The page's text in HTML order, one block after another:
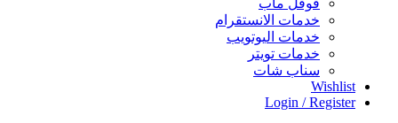
قوقل ماب
خدمات الانستقرام
خدمات اليوتويب
خدمات تويتر
سناب شات
Wishlist
Login / Register